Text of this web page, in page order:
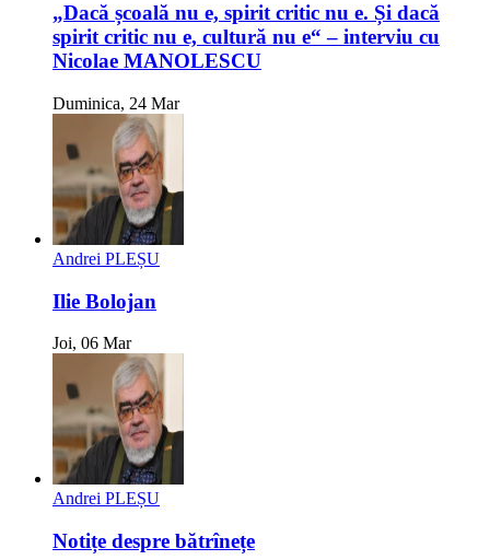
„Dacă școală nu e, spirit critic nu e. Și dacă
spirit critic nu e, cultură nu e“ – interviu cu
Nicolae MANOLESCU
Duminica, 24 Mar
Andrei PLEȘU
Ilie Bolojan
Joi, 06 Mar
Andrei PLEȘU
Notițe despre bătrînețe